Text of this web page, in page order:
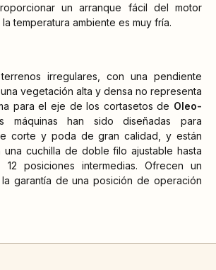
un arranque fácil del motor
temperatura ambiente es muy fría.
irregulares, con una pendiente
vegetación alta y densa no representa
para el eje de los cortasetos de Oleo-
máquinas han sido diseñadas para
corte y poda de gran calidad, y están
una cuchilla de doble filo ajustable hasta
12 posiciones intermedias. Ofrecen un
garantía de una posición de operación